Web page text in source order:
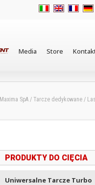
Media Store
Maxima SpA / Tarcze dedykowane /
PRODUKTY DO CIĘCIA
Uniwersalne Tarcze Turbo